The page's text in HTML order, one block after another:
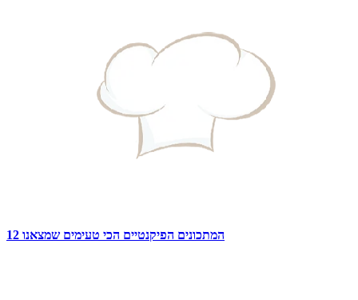
12 המתכונים הפיקנטיים הכי טעימים שמצאנו